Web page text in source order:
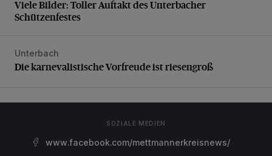
Viele Bilder: Toller Auftakt des Unterbacher
Schützenfestes
Die karnevalistische Vorfreude ist riesengroß
Unterbach
Die karnevalistische Vorfreude ist riesengroß
SOZIALE MEDIEN
www.facebook.com/mettmannerkreisnews/